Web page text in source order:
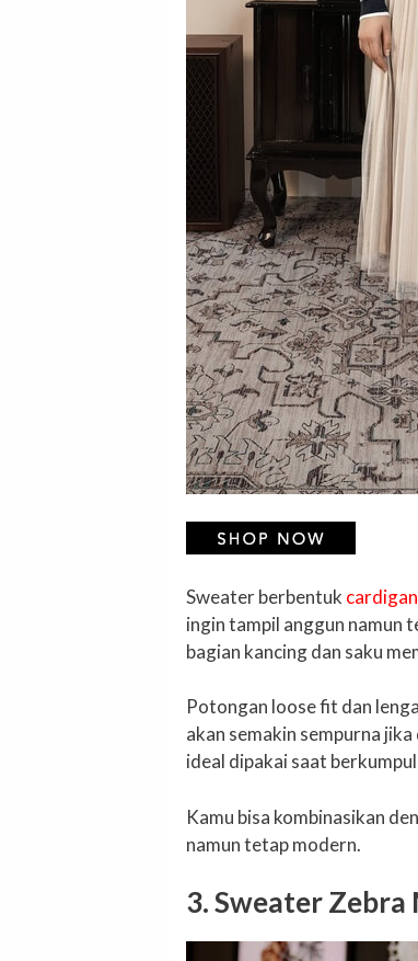
Sweater berbentuk cardigan
ingin tampil anggun namun
bagian kancing dan saku
Potongan loose fit dan
akan semakin sempurna
ideal dipakai saat
Kamu bisa kombinasikan
namun tetap modern.
3. Sweater